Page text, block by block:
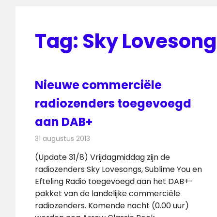
Tag: Sky
Nieuwe commerciële
radiozenders toegevoegd
aan DAB+
31 augustus 2013
(Update 31/8) Vrijdagmiddag zijn de
radiozenders Sky Lovesongs, Sublime You en
Efteling Radio toegevoegd aan het DAB+-
pakket van de landelijke commerciële
radiozenders. Komende nacht (0.00 uur)